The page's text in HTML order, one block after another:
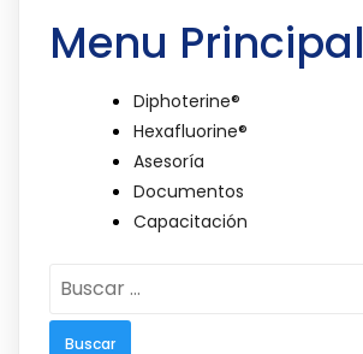
Menu Principal
Diphoterine®
Hexafluorine®
Asesoría
Documentos
Capacitación
Buscar: